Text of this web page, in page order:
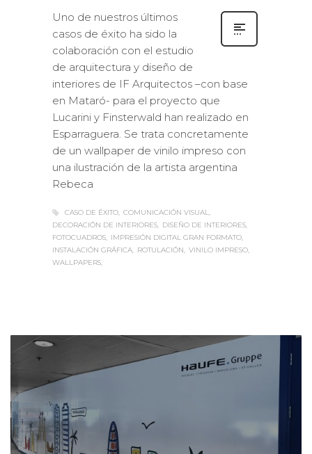
Uno de nuestros últimos
casos de éxito ha sido la
colaboración con el estudio
de arquitectura y diseño de
interiores de IF Arquitectos –con base
en Mataró- para el proyecto que
Lucarini y Finsterwald han realizado en
Esparraguera. Se trata concretamente
de un wallpaper de vinilo impreso con
una ilustración de la artista argentina
Rebeca
CASO DE ÉXITO COMUNICACIÓN VISUAL
DECORACIÓN DE INTERIORES
DISEÑO DE INTERIORES
FOTOCUADROS
IMPRESIÓN DIGITAL GRAN FORMATO
INSTALACIÓN GRÁFICA
ROTULACIÓN
VINILO IMPRESO
WALLPAPERS